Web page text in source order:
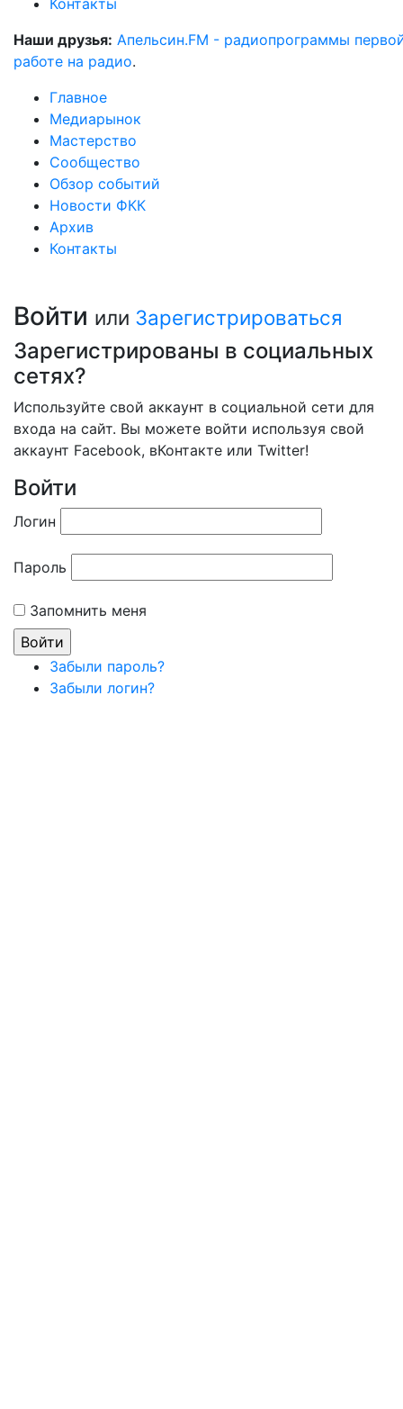
Контакты
Наши друзья: Апельсин.FM - радиопрограммы
работе на радио.
Главное
Медиарынок
Мастерство
Сообщество
Обзор событий
Новости ФКК
Архив
Контакты
Войти или Зарегистрироваться
Зарегистрированы в социальных
сетях?
Используйте свой аккаунт в социальной сети для
входа на сайт. Вы можете войти используя свой
аккаунт Facebook, вКонтакте или Twitter!
Войти
Логин
Пароль
Запомнить меня
Забыли пароль?
Забыли логин?